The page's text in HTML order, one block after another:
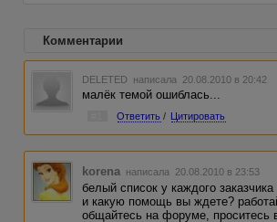
Комментарии
DELETED написала 20.08.2010 в 20:42
малёк темой ошиблась...
Ответить / Цитировать
korena написала 20.08.2010 в 23:53
белый список у каждого
и какую помощь вы ждете?
общайтесь на форуме, проситесь